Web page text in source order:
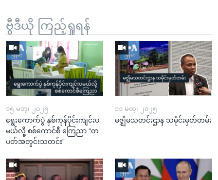
ဗွီဒီယို ကြည့်ရှုရန်
၁၅ မတ္၊ ၂၀၂၅
ရွေးကောက်ပွဲ နှစ်ကုန်ပိုင်းကျင်းပ
မယ်လို့ စစ်ကောင်စီ ကြေညာ “တ
ပတ်အတွင်းသတင်း”
၁၁ မတ္၊ ၂၀၂၅
မဇ္ဈိမသတင်းဌာန သမိုင်းမှတ်တမ်း